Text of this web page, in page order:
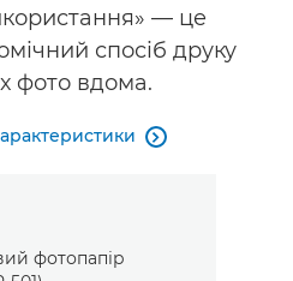
— це
спосіб друку
фото вдома.
